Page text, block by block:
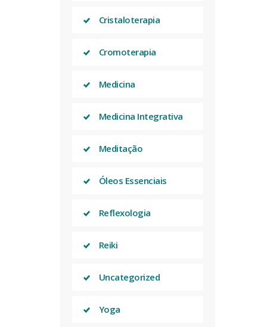
Cristaloterapia
Cromoterapia
Medicina
Medicina Integrativa
Meditação
Óleos Essenciais
Reflexologia
Reiki
Uncategorized
Yoga